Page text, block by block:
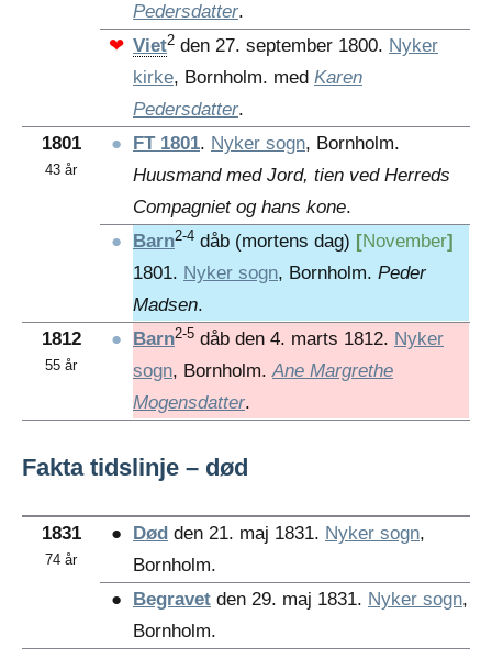
Pedersdatter.
❤ Viet2 den 27. september 1800. Nyker
kirke, Bornholm. med Karen
Pedersdatter.
1801
43 år
● FT 1801. Nyker sogn, Bornholm.
Huusmand med Jord, tien ved Herreds
Compagniet og hans kone.
●
Barn2-4 dåb (mortens dag) [November]
1801. Nyker sogn, Bornholm. Peder
Madsen.
1812
55 år
● Barn2-5 dåb den 4. marts 1812. Nyker
sogn, Bornholm.Ane Margrethe
Mogensdatter.
Fakta tidslinje – død
1831
74 år
● Død den 21. maj 1831. Nyker sogn,
Bornholm.
●
Begravet den 29. maj 1831. Nyker sogn,
Bornholm.